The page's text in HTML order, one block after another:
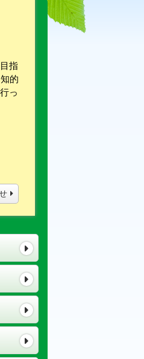
指
的
っ